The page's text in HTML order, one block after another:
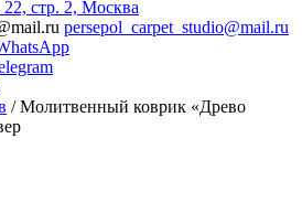
стр. 2, Москва
persepol_carpet_studio@mail.ru
/ Молитвенный коврик «Древо